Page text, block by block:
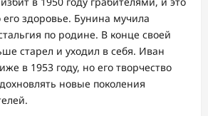
здоровье. Бунина мучила
по родине. В конце своей
старел и уходил в себя. Иван
в 1953 году, но его творчество
новые поколения